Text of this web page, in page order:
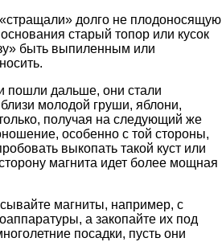
долго не плодоносящую
старый топор или кусок
быть выпиленным или
дальше, они стали
молодой груши, яблони,
получая на следующий же
особенно с той стороны,
выкопать такой куст или
магнита идет более мощная
магниты, например, с
а закопайте их под
посадки, пусть они